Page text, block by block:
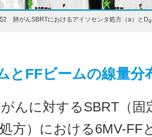
2 肺がんSBRTにおけるアイソセンタ処方（a）とD
とFFビームの線量分
んに対するSBRT（固
方）における6MV-FF